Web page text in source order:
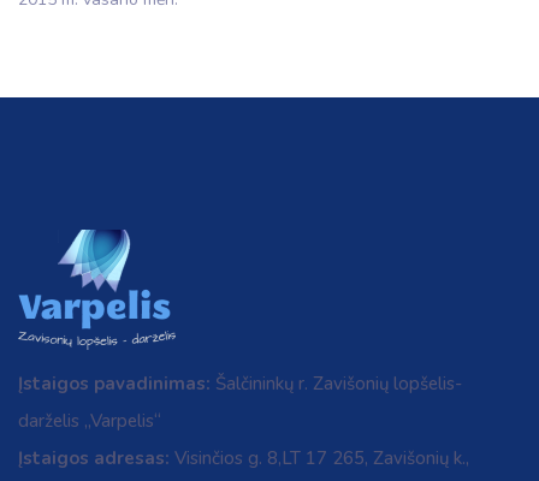
Įstaigos pavadinimas: Šalčininkų r. Zavišonių lopšelis-
darželis „Varpelis“
Įstaigos adresas: Visinčios g. 8,LT 17 265, Zavišonių k.,